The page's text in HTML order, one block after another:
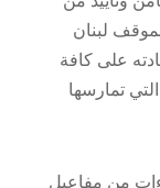
لبنان
على كافة
للضغوط التي تمارسها
من مفاعيل